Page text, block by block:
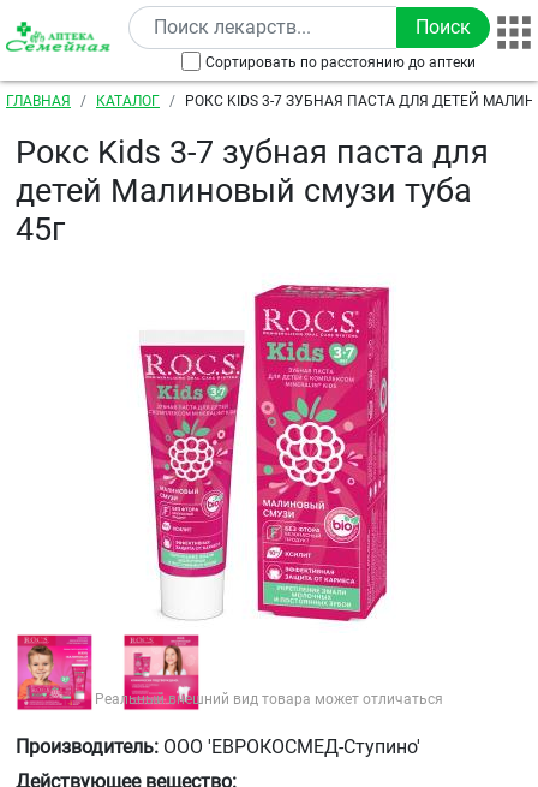
Перейти к основному содержанию
Сортировать по расстоянию до аптеки
Строка навигации
ГЛАВНАЯ КАТАЛОГ
РОКС KIDS 3-7 ЗУБНАЯ ПАСТА ДЛЯ ДЕТЕЙ
Рокс Kids 3-7 зубная паста для
детей Малиновый смузи туба
45г
Реальный внешний вид товара может отличаться
Производитель: ООО 'ЕВРОКОСМЕД-Ступино'
Действующее вещество: